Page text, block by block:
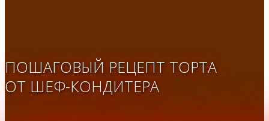
ПОШАГОВЫЙ РЕЦЕПТ ТОРТА
ОТ ШЕФ-КОНДИТЕРА